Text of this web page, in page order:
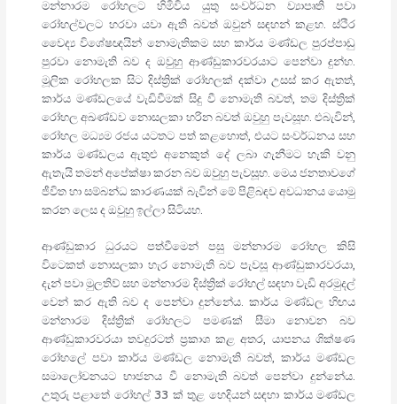
මන්නාරම රෝහලට හිමිවිය යුතු සංවර්ධන ව්‍යාපෘති පවා
රෝහල්වලට හරවා යවා ඇති බවත් ඔවුන් සඳහන් කළහ. ස්ථිර
වෛද්‍ය විශේෂඥයින් නොමැතිකම සහ කාර්ය මණ්ඩල පුරප්පාඩු
පුරවා නොමැති බව ද ඔවුහු ආණ්ඩුකාරවරයාට පෙන්වා දුන්හ.
මූලික රෝහලක සිට දිස්ත්‍රික් රෝහලක් දක්වා උසස් කර ඇතත්,
කාර්ය මණ්ඩලයේ වැඩිවීමක් සිදු වී නොමැති බවත්, තම දිස්ත්‍රික්
රෝහල අඛණ්ඩව නොසලකා හරින බවත් ඔවුහු පැවසූහ. එබැවින්,
රෝහල මධ්‍යම රජය යටතට පත් කළහොත්, එයට සංවර්ධනය සහ
කාර්ය මණ්ඩලය ඇතුළු අනෙකුත් දේ ලබා ගැනීමට හැකි වනු
ඇතැයි තමන් අපේක්ෂා කරන බව ඔවුහු පැවසූහ. මෙය ජනතාවගේ
ජීවිත හා සම්බන්ධ කාරණයක් බැවින් මේ පිළිබඳව අවධානය යොමු
කරන ලෙස ද ඔවුහු ඉල්ලා සිටියහ.
ආණ්ඩුකාර ධුරයට පත්වීමෙන් පසු මන්නාරම රෝහල කිසි
විටෙකත් නොසලකා හැර නොමැති බව පැවසූ ආණ්ඩුකාරවරයා,
දැන් පවා මුලතිව් සහ මන්නාරම දිස්ත්‍රික් රෝහල් සඳහා වැඩි අරමුදල්
වෙන් කර ඇති බව ද පෙන්වා දුන්නේය. කාර්ය මණ්ඩල හිඟය
මන්නාරම දිස්ත්‍රික් රෝහලට පමණක් සීමා නොවන බව
ආණ්ඩුකාරවරයා තවදුරටත් ප්‍රකාශ කළ අතර, යාපනය ශික්ෂණ
රෝහලේ පවා කාර්ය මණ්ඩල නොමැති බවත්, කාර්ය මණ්ඩල
සමාලෝචනයට භාජනය වී නොමැති බවත් පෙන්වා දුන්නේය.
උතුරු පළාතේ රෝහල් 33 ක් තුළ හෙදියන් සඳහා කාර්ය මණ්ඩල